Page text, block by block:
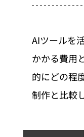
AIツールを
かかる費用
的にどの程
制作と比較